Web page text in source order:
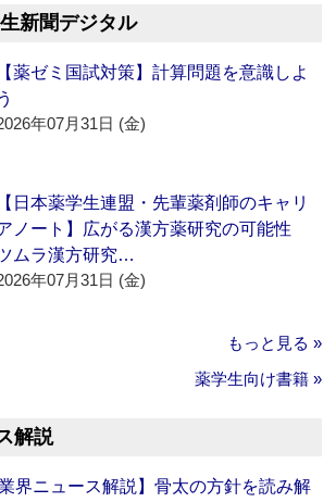
新聞デジタル
【薬ゼミ国試対策】計算問題を意識しよ
う
年07月31日 (金)
【日本薬学生連盟・先輩薬剤師のキャリ
ノート】広がる漢方薬研究の可能性
ムラ漢方研究…
年07月31日 (金)
もっと見る »
薬学生向け書籍 »
解説
界ニュース解説】骨太の方針を読み解